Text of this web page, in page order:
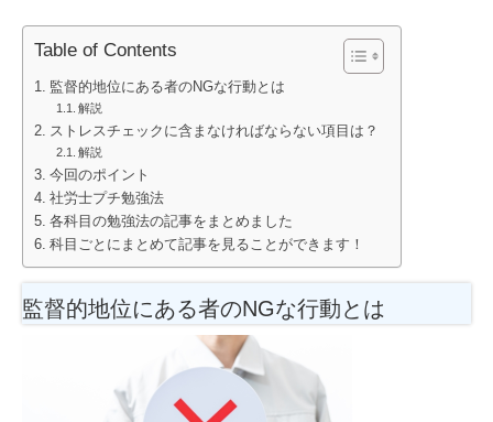
Table of Contents
監督的地位にある者のNGな行動とは
解説
ストレスチェックに含まなければならない項目は？
解説
今回のポイント
社労士プチ勉強法
各科目の勉強法の記事をまとめました
科目ごとにまとめて記事を見ることができます！
監督的地位にある者のNGな行動とは